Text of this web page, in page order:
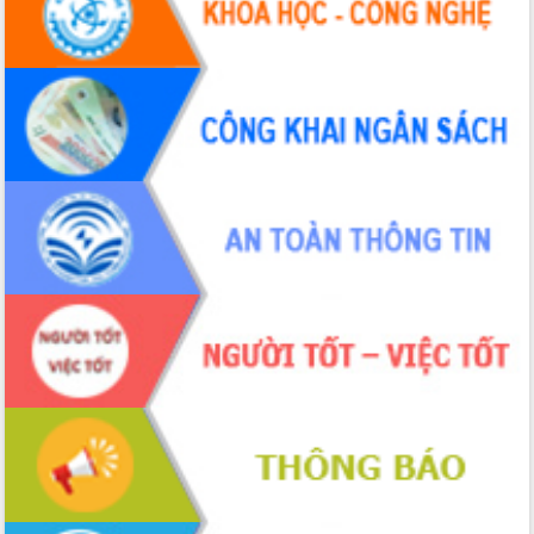
2026-2031
Đảm bảo cuộc bầu cử đại biểu Quốc
hội và đại biểu HĐND các cấp diễn ra
an toàn, hiệu quả, đúng quy định
Thủ tướng Chính phủ Phạm Minh Chính
kiểm tra, chỉ đạo hoàn thành các dự
án cao tốc và thăm khu tái định cư tại
Đắk Lắk
Sôi nổi Hội đua ngựa truyền thống Gò
Thì Thùng mừng Xuân Bính Ngọ 2026
Lãnh đạo tỉnh dâng hương tưởng niệm
tại Đập Đồng Cam đầu Xuân Bính Ngọ
Ngành nông nghiệp phấn đấu tăng
trưởng đạt 5,86% trong năm 2026
UBND tỉnh Đắk Lắk triển khai công tác
quốc phòng, quân sự địa phương năm
Đắk Lắk tập trung toàn lực khắc phục
tồn tại IUU, sẵn sàng làm việc với
Đoàn thanh tra EC
Chủ tịch UBND tỉnh Tạ Anh Tuấn thăm,